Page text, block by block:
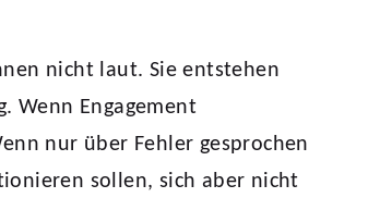
nicht laut. Sie entstehen
Wenn Engagement
nur über Fehler gesprochen
sollen, sich aber nicht